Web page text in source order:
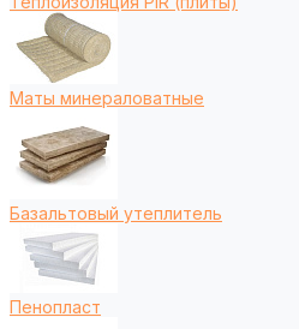
Маты минераловатные
Базальтовый утеплитель
Пенопласт